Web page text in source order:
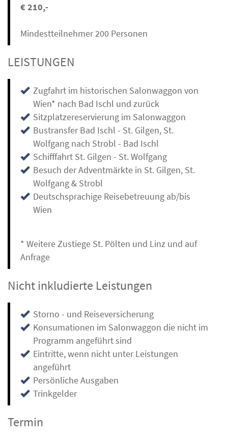
€ 210,-
Mindestteilnehmer 200 Personen
LEISTUNGEN
Zugfahrt im historischen Salonwaggon von
Wien* nach Bad Ischl und zurück
Sitzplatzereservierung im Salonwaggon
Bustransfer Bad Ischl - St. Gilgen, St.
Wolfgang nach Strobl - Bad Ischl
Schifffahrt St. Gilgen - St. Wolfgang
Besuch der Adventmärkte in St. Gilgen, St.
Wolfgang & Strobl
Deutschsprachige Reisebetreuung ab/bis
Wien
* Weitere Zustiege St. Pölten und Linz und auf
Anfrage
Nicht inkludierte Leistungen
Storno - und Reiseversicherung
Konsumationen im Salonwaggon die nicht im
Programm angeführt sind
Eintritte, wenn nicht unter Leistungen
angeführt
Persönliche Ausgaben
Trinkgelder
Termin